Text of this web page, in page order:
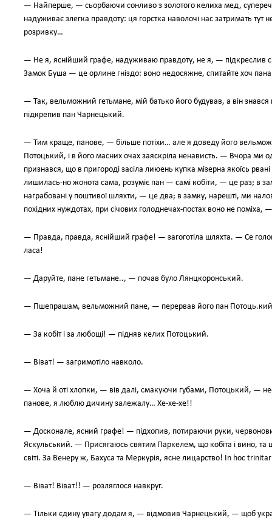
— Найперше, — сьорбаючи сонливо з золотого келиха мед,
надуживає злегка правдоту: ця горстка наволочі нас затримать тут
розривку…
— Не я, яснійший графе, надуживаю правдоту, не я, — підкреслив
Замок Буша — це орлине гніздо: воно недосяжне, спитайте хоч
— Так, вельможний гетьмане, мій батько його будував, а він
підкрепив пан Чарнецький.
— Тим краще, панове, — більше потіхи… але я доведу його
Потоцький, і в його масних очах заяскріла ненависть. — Вчора ми
признався, що в пригороді засіла лиюень купка мізерна якоїсь
лишилась-но жонота сама, розуміє пан — самі кобіти, — це раз; в
награбовані у поштивої шляхти, — це два; в замку, нарешті, ми
похідних нуждотах, при січових голоднечах-постах воно не
— Правда, правда, яснійший графе! — загоготіла шляхта. — Се
ласа!
— Даруйте, пане гетьмане.., — почав було Лянцкоронський.
— Пшепрашам, вельможний пане, — перервав його пан
— За кобіт і за любощі! — підняв келих Потоцький.
— Віват! — загримотіло навколо.
— Хоча й оті хлопки, — вів далі, смакуючи губами, Потоцький, —
панове, я люблю дичину залежалу… Хе-хе-хе!!
— Досконале, ясний графе! — підхопив, потираючи руки,
Яскульський. — Присягаюсь святим Паркелем, що кобіта і вино,
світі. За Венеру ж, Бахуса та Меркурія, ясне лицарство! In hoc
— Віват! Віват!! — розляглося навкруг.
— Тільки єдину увагу додам я, — відмовив Чарнецький, — щоб